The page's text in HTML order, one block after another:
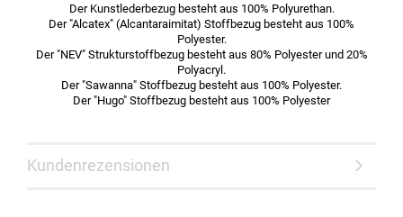
Der Kunstlederbezug besteht aus 100% Polyurethan.
Der "Alcatex" (Alcantaraimitat) Stoffbezug besteht aus 100%
Polyester.
Der "NEV" Strukturstoffbezug besteht aus 80% Polyester und 20%
Polyacryl.
Der "Sawanna" Stoffbezug besteht aus 100% Polyester.
Der "Hugo" Stoffbezug besteht aus 100% Polyester
Kundenrezensionen